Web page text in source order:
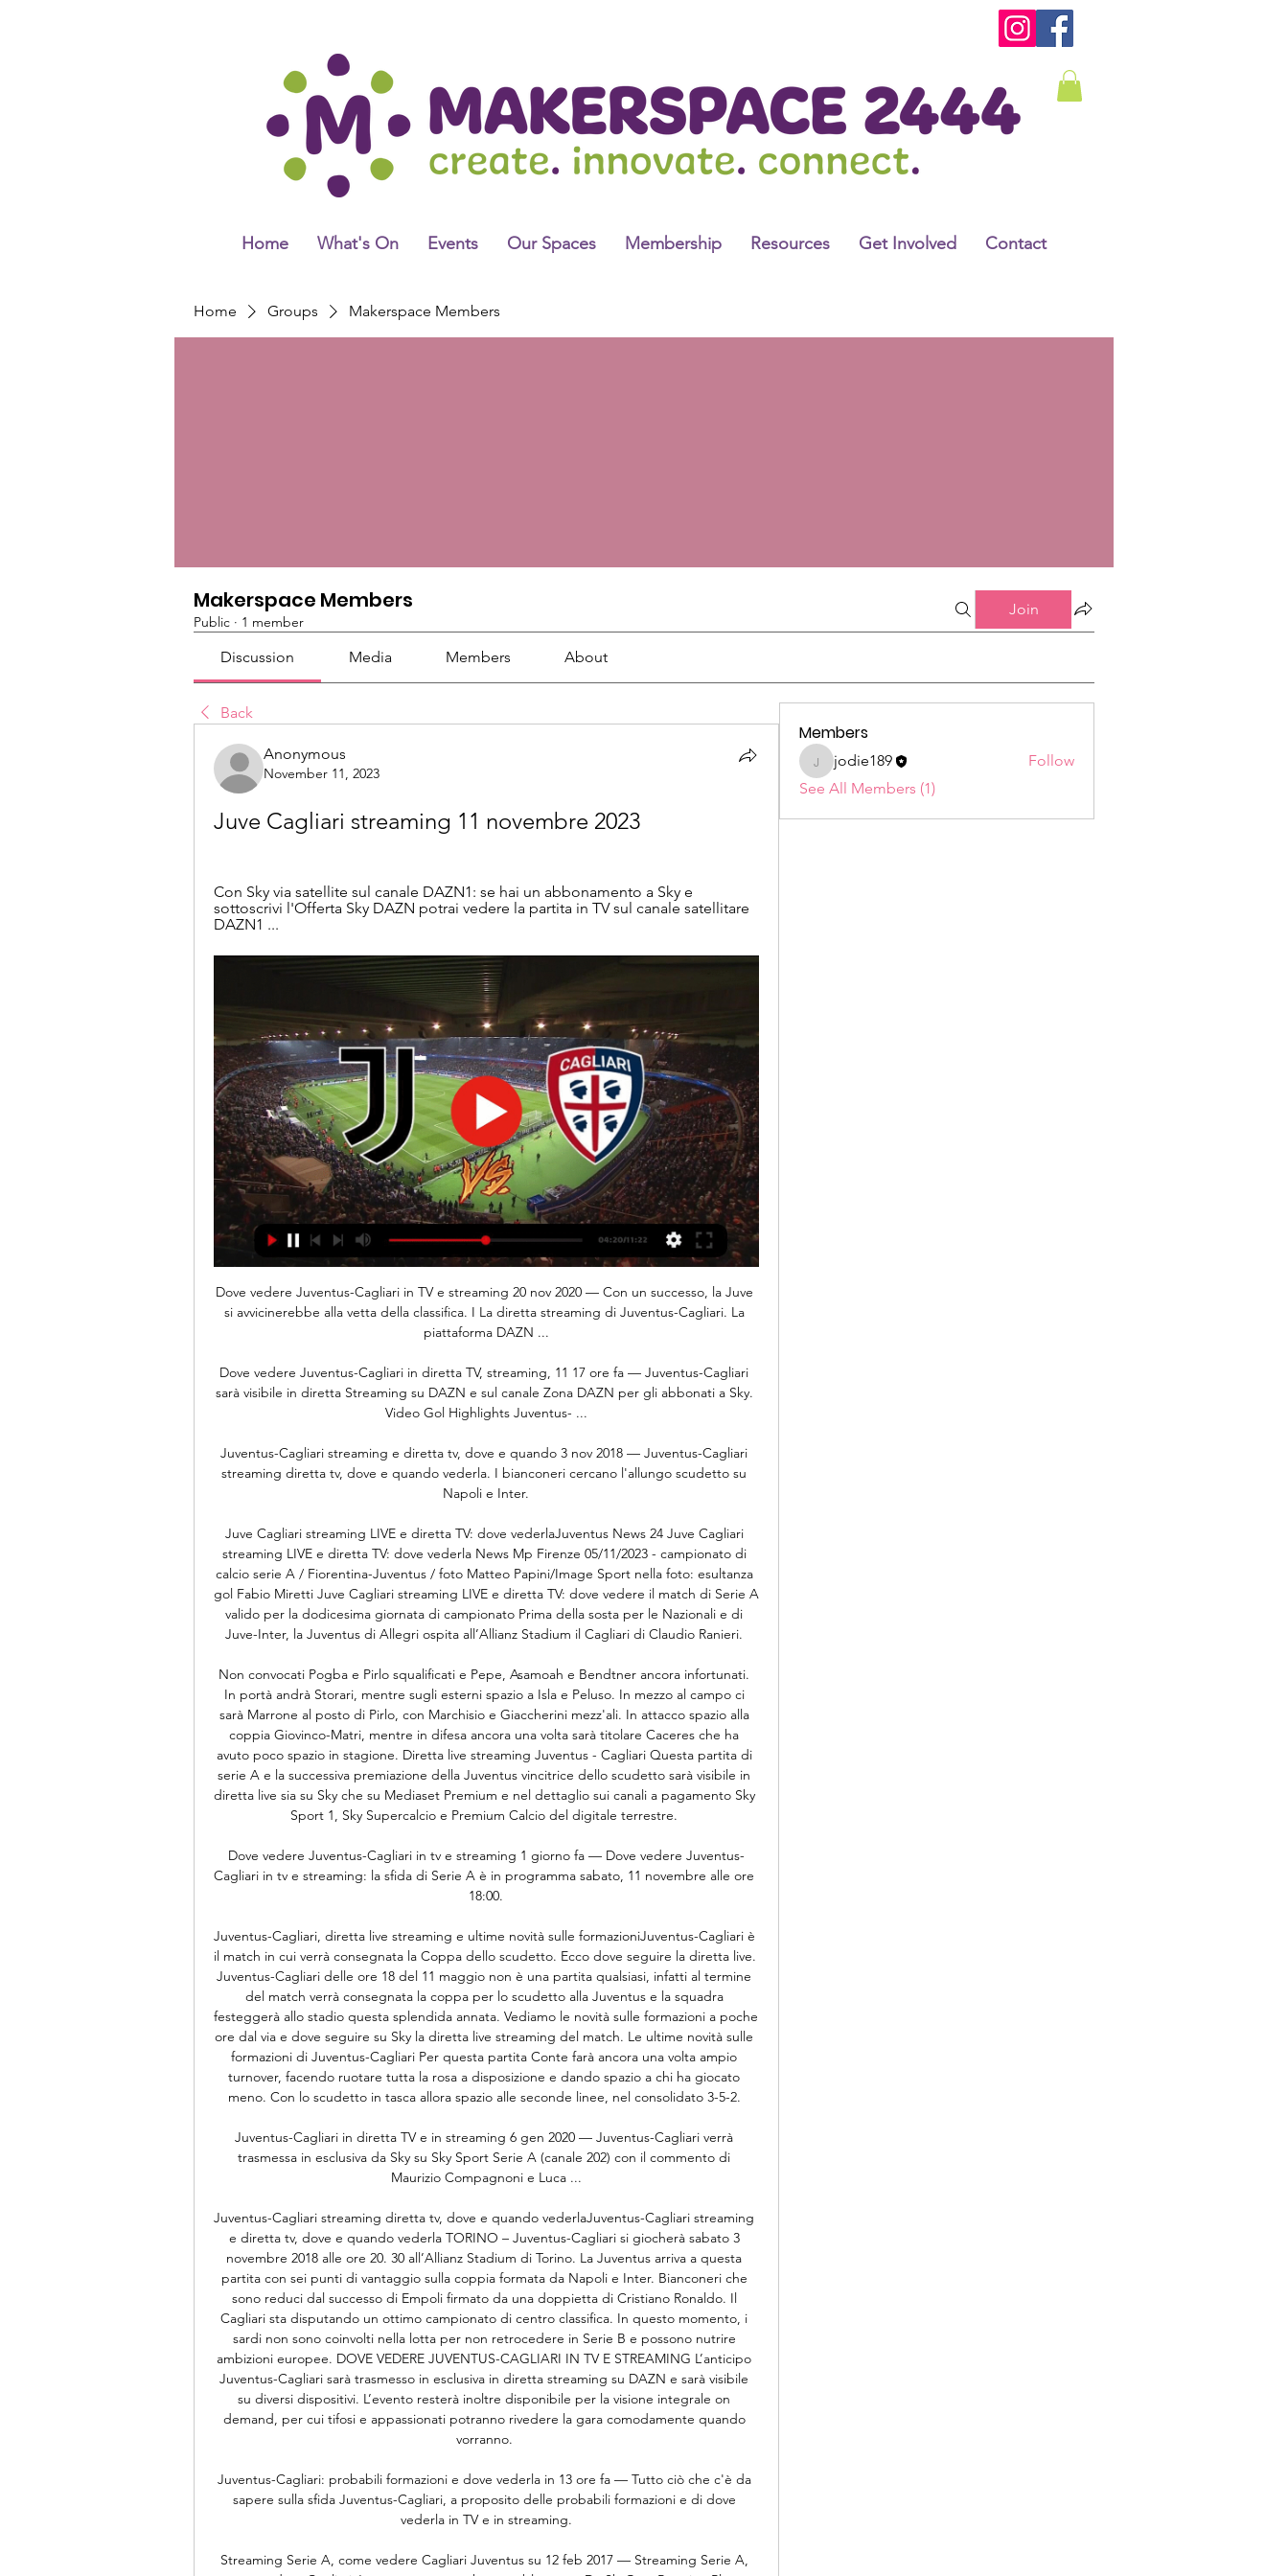
Home What's On Events Our Spaces Membership Resources Get Involved Contact
Home Groups Makerspace Members
Makerspace Members
Public · 1 member
Join
Discussion Media Members About
Back
Anonymous
November 11, 2023
Juve Cagliari streaming 11 novembre 2023
Con Sky via satellite sul canale DAZN1: se hai un abbonamento a Sky e
sottoscrivi l'Offerta Sky DAZN potrai vedere la partita in TV sul canale satellitare
DAZN1 ...
Dove vedere Juventus-Cagliari in TV e streaming 20 nov 2020 — Con un successo, la Juve
si avvicinerebbe alla vetta della classifica. I La diretta streaming di Juventus-Cagliari. La
piattaforma DAZN ...
Dove vedere Juventus-Cagliari in diretta TV, streaming, 11 17 ore fa — Juventus-Cagliari
sarà visibile in diretta Streaming su DAZN e sul canale Zona DAZN per gli abbonati a Sky.
Video Gol Highlights Juventus- ...
Juventus-Cagliari streaming e diretta tv, dove e quando 3 nov 2018 — Juventus-Cagliari
streaming diretta tv, dove e quando vederla. I bianconeri cercano l'allungo scudetto su
Napoli e Inter.
Juve Cagliari streaming LIVE e diretta TV: dove vederlaJuventus News 24 Juve Cagliari
streaming LIVE e diretta TV: dove vederla News Mp Firenze 05/11/2023 - campionato di
calcio serie A / Fiorentina-Juventus / foto Matteo Papini/Image Sport nella foto: esultanza
gol Fabio Miretti Juve Cagliari streaming LIVE e diretta TV: dove vedere il match di Serie A
valido per la dodicesima giornata di campionato Prima della sosta per le Nazionali e di
Juve-Inter, la Juventus di Allegri ospita all’Allianz Stadium il Cagliari di Claudio Ranieri.
Non convocati Pogba e Pirlo squalificati e Pepe, Asamoah e Bendtner ancora infortunati.
In portà andrà Storari, mentre sugli esterni spazio a Isla e Peluso. In mezzo al campo ci
sarà Marrone al posto di Pirlo, con Marchisio e Giaccherini mezz'ali. In attacco spazio alla
coppia Giovinco-Matri, mentre in difesa ancora una volta sarà titolare Caceres che ha
avuto poco spazio in stagione. Diretta live streaming Juventus - Cagliari Questa partita di
serie A e la successiva premiazione della Juventus vincitrice dello scudetto sarà visibile in
diretta live sia su Sky che su Mediaset Premium e nel dettaglio sui canali a pagamento Sky
Sport 1, Sky Supercalcio e Premium Calcio del digitale terrestre.
Dove vedere Juventus-Cagliari in tv e streaming 1 giorno fa — Dove vedere Juventus-
Cagliari in tv e streaming: la sfida di Serie A è in programma sabato, 11 novembre alle ore
18:00.
Juventus-Cagliari, diretta live streaming e ultime novità sulle formazioniJuventus-Cagliari è
il match in cui verrà consegnata la Coppa dello scudetto. Ecco dove seguire la diretta live.
Juventus-Cagliari delle ore 18 del 11 maggio non è una partita qualsiasi, infatti al termine
del match verrà consegnata la coppa per lo scudetto alla Juventus e la squadra
festeggerà allo stadio questa splendida annata. Vediamo le novità sulle formazioni a poche
ore dal via e dove seguire su Sky la diretta live streaming del match. Le ultime novità sulle
formazioni di Juventus-Cagliari Per questa partita Conte farà ancora una volta ampio
turnover, facendo ruotare tutta la rosa a disposizione e dando spazio a chi ha giocato
meno. Con lo scudetto in tasca allora spazio alle seconde linee, nel consolidato 3-5-2.
Juventus-Cagliari in diretta TV e in streaming 6 gen 2020 — Juventus-Cagliari verrà
trasmessa in esclusiva da Sky su Sky Sport Serie A (canale 202) con il commento di
Maurizio Compagnoni e Luca ...
Juventus-Cagliari streaming diretta tv, dove e quando vederlaJuventus-Cagliari streaming
e diretta tv, dove e quando vederla TORINO – Juventus-Cagliari si giocherà sabato 3
novembre 2018 alle ore 20. 30 all’Allianz Stadium di Torino. La Juventus arriva a questa
partita con sei punti di vantaggio sulla coppia formata da Napoli e Inter. Bianconeri che
sono reduci dal successo di Empoli firmato da una doppietta di Cristiano Ronaldo. Il
Cagliari sta disputando un ottimo campionato di centro classifica. In questo momento, i
sardi non sono coinvolti nella lotta per non retrocedere in Serie B e possono nutrire
ambizioni europee. DOVE VEDERE JUVENTUS-CAGLIARI IN TV E STREAMING L’anticipo
Juventus-Cagliari sarà trasmesso in esclusiva in diretta streaming su DAZN e sarà visibile
su diversi dispositivi. L’evento resterà inoltre disponibile per la visione integrale on
demand, per cui tifosi e appassionati potranno rivedere la gara comodamente quando
vorranno.
Juventus-Cagliari: probabili formazioni e dove vederla in 13 ore fa — Tutto ciò che c'è da
sapere sulla sfida Juventus-Cagliari, a proposito delle probabili formazioni e di dove
vederla in TV e in streaming.
Streaming Serie A, come vedere Cagliari Juventus su 12 feb 2017 — Streaming Serie A,
Members
jodie189
jodie189
Follow
See All Members (1)